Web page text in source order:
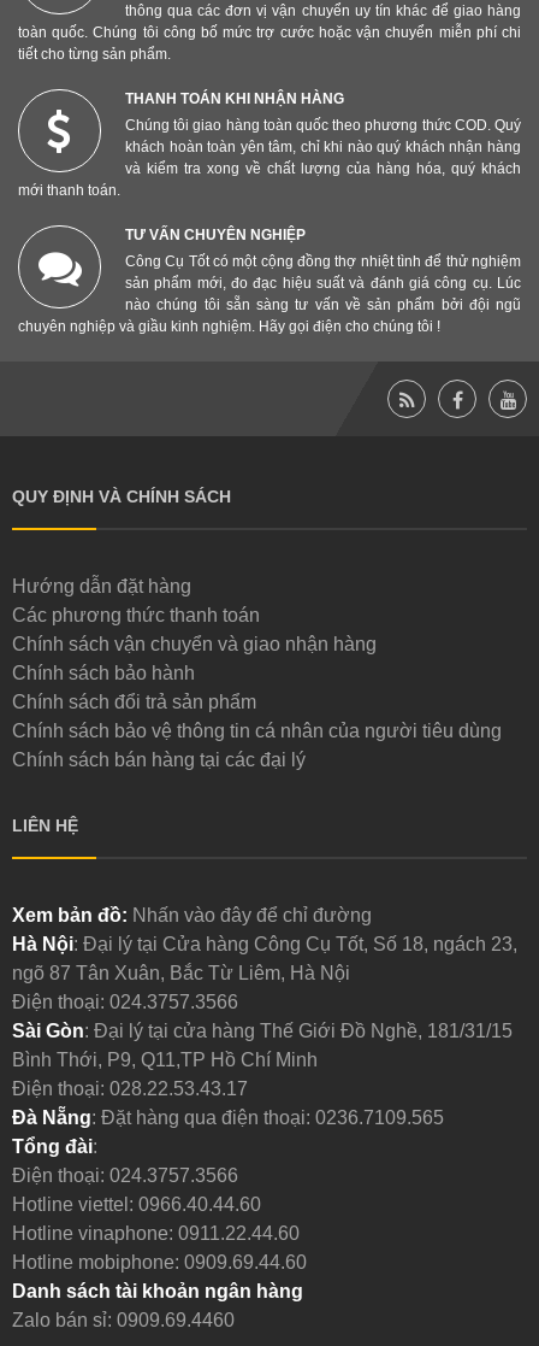
thông qua các đơn vị vận chuyển uy tín khác để giao hàng
toàn quốc. Chúng tôi công bố mức trợ cước hoặc vận chuyển miễn phí chi
tiết cho từng sản phẩm.
THANH TOÁN KHI NHẬN HÀNG
Chúng tôi giao hàng toàn quốc theo phương thức COD. Quý
khách hoàn toàn yên tâm, chỉ khi nào quý khách nhận hàng
và kiểm tra xong về chất lượng của hàng hóa, quý khách
mới thanh toán.
TƯ VẤN CHUYÊN NGHIỆP
Công Cụ Tốt có một cộng đồng thợ nhiệt tình để thử nghiệm
sản phẩm mới, đo đạc hiệu suất và đánh giá công cụ. Lúc
nào chúng tôi sẵn sàng tư vấn về sản phẩm bởi đội ngũ
chuyên nghiệp và giầu kinh nghiệm. Hãy gọi điện cho chúng tôi !
QUY ĐỊNH VÀ CHÍNH SÁCH
Hướng dẫn đặt hàng
Các phương thức thanh toán
Chính sách vận chuyển và giao nhận hàng
Chính sách bảo hành
Chính sách đổi trả sản phẩm
Chính sách bảo vệ thông tin cá nhân của người tiêu dùng
Chính sách bán hàng tại các đại lý
LIÊN HỆ
Xem bản đồ: Nhấn vào đây để chỉ đường
Hà Nội: Đại lý tại Cửa hàng Công Cụ Tốt, Số 18, ngách 23,
ngõ 87 Tân Xuân, Bắc Từ Liêm, Hà Nội
Điện thoại: 024.3757.3566
Sài Gòn: Đại lý tại cửa hàng Thế Giới Đồ Nghề, 181/31/15
Bình Thới, P9, Q11,TP Hồ Chí Minh
Điện thoại: 028.22.53.43.17
Đà Nẵng: Đặt hàng qua điện thoại: 0236.7109.565
Tổng đài:
Điện thoại: 024.3757.3566
Hotline viettel: 0966.40.44.60
Hotline vinaphone: 0911.22.44.60
Hotline mobiphone: 0909.69.44.60
Danh sách tài khoản ngân hàng
Zalo bán sỉ: 0909.69.4460